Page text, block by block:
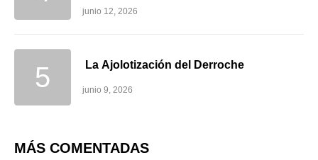
junio 12, 2026
La Ajolotización del Derroche
junio 9, 2026
MÁS COMENTADAS